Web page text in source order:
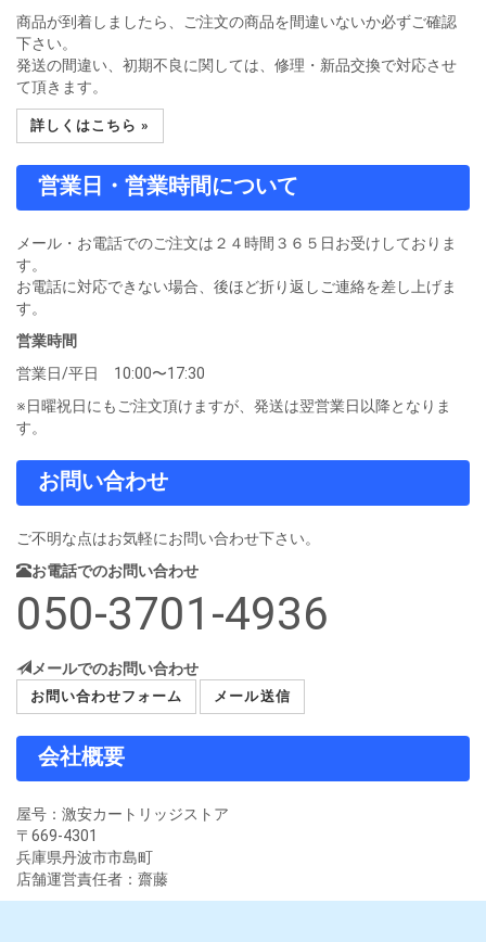
商品が到着しましたら、ご注文の商品を間違いないか必ずご確認
下さい。
発送の間違い、初期不良に関しては、修理・新品交換で対応させ
て頂きます。
詳しくはこちら »
営業日・営業時間について
メール・お電話でのご注文は２４時間３６５日お受けしておりま
す。
お電話に対応できない場合、後ほど折り返しご連絡を差し上げま
す。
営業時間
営業日/平日 10:00〜17:30
※日曜祝日にもご注文頂けますが、発送は翌営業日以降となりま
す。
お問い合わせ
ご不明な点はお気軽にお問い合わせ下さい。
お電話でのお問い合わせ
050-3701-4936
メールでのお問い合わせ
お問い合わせフォーム メール送信
会社概要
屋号：激安カートリッジストア
〒669-4301
兵庫県丹波市市島町
店舗運営責任者：齋藤